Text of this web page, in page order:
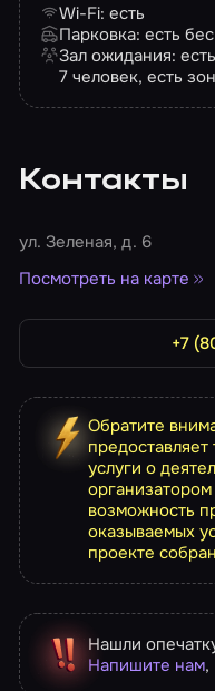
Wi-Fi: есть
Парковка: есть
Зал ожидания:
7 человек, есть
Контакты
ул. Зеленая, д. 6
Посмотреть на карте
+7
Обратите
услуги о
организатором
возможность
оказываемых
проекте
Нашли
Напишите нам,